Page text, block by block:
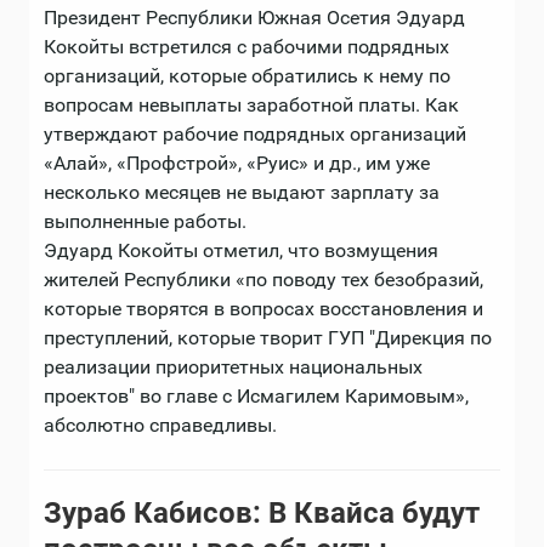
Президент Республики Южная Осетия Эдуард
Кокойты встретился с рабочими подрядных
организаций, которые обратились к нему по
вопросам невыплаты заработной платы. Как
утверждают рабочие подрядных организаций
«Алай», «Профстрой», «Руис» и др., им уже
несколько месяцев не выдают зарплату за
выполненные работы.
Эдуард Кокойты отметил, что возмущения
жителей Республики «по поводу тех безобразий,
которые творятся в вопросах восстановления и
преступлений, которые творит ГУП "Дирекция по
реализации приоритетных национальных
проектов" во главе с Исмагилем Каримовым»,
абсолютно справедливы.
Зураб Кабисов: В Квайса будут